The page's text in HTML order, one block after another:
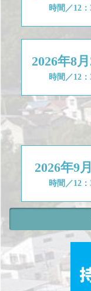
時間／12：
2026年8
時間／12：
2026年9
時間／12：